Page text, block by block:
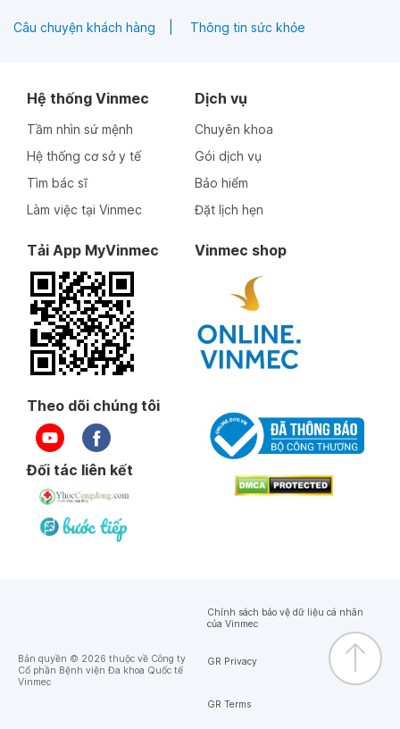
Câu chuyện khách hàng Thông tin sức khỏe
Hệ thống Vinmec
Tầm nhìn sứ mệnh
Hệ thống cơ sở y tế
Tìm bác sĩ
Làm việc tại Vinmec
Dịch vụ
Chuyên khoa
Gói dịch vụ
Bảo hiểm
Đặt lịch hẹn
Tải App MyVinmec Vinmec shop
Theo dõi chúng tôi
Đối tác liên kết
Bản quyền © 2026 thuộc về Công ty
Cổ phần Bệnh viện Đa khoa Quốc tế
Vinmec
Chính sách bảo vệ dữ liệu cá nhân
của Vinmec
GR Privacy
GR Terms